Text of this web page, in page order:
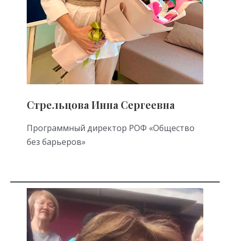
Стрельцова Инна Сергеевна
Программный директор РОФ «Общество
без барьеров»